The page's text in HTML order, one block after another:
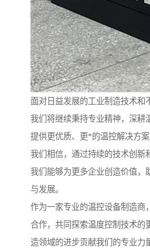
面对日益发展的工业制造技术和
我们将继续秉持专业精神，深耕
提供更优质、更*的温控解决方案
我们相信，通过持续的技术创新
我们能够为更多企业创造价值，
与发展。
作为一家专业的温控设备制造商
合作，共同探索温度控制技术的
造领域的进步贡献我们的专业力